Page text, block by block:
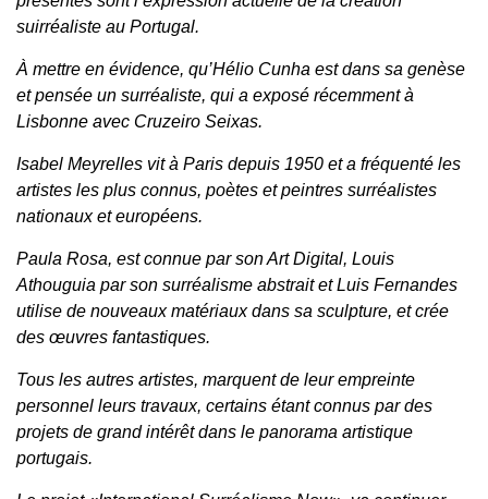
suirréaliste au Portugal.
À mettre en évidence, qu’Hélio Cunha est dans sa genèse
et pensée un surréaliste, qui a exposé récemment à
Lisbonne avec Cruzeiro Seixas.
Isabel Meyrelles vit à Paris depuis 1950 et a fréquenté les
artistes les plus connus, poètes et peintres surréalistes
nationaux et européens.
Paula Rosa, est connue par son Art Digital, Louis
Athouguia par son surréalisme abstrait et Luis Fernandes
utilise de nouveaux matériaux dans sa sculpture, et crée
des œuvres fantastiques.
Tous les autres artistes, marquent de leur empreinte
personnel leurs travaux, certains étant connus par des
projets de grand intérêt dans le panorama artistique
portugais.